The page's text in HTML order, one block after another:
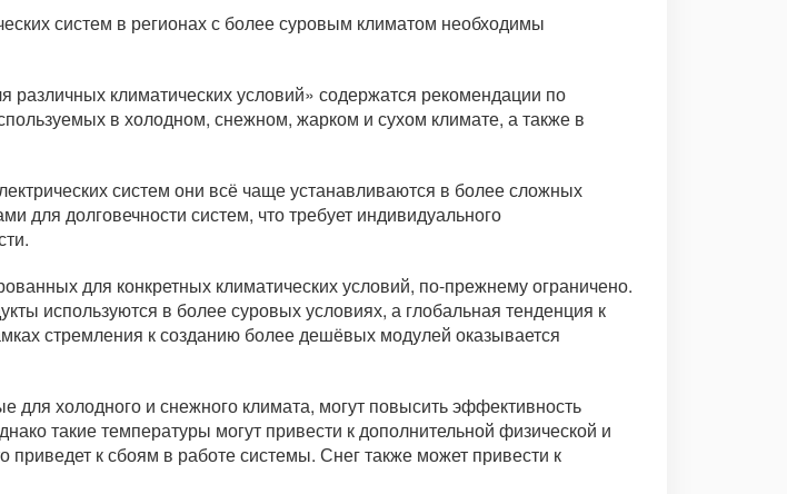
систем в регионах с более суровым климатом необходимы
климатических условий» содержатся рекомендации по
в холодном, снежном, жарком и сухом климате, а также в
систем они всё чаще устанавливаются в более сложных
для долговечности систем, что требует индивидуального
для конкретных климатических условий, по-прежнему ограничено.
используются в более суровых условиях, а глобальная тенденция к
стремления к созданию более дешёвых модулей оказывается
для холодного и снежного климата, могут повысить эффективность
такие температуры могут привести к дополнительной физической и
к сбоям в работе системы. Снег также может привести к